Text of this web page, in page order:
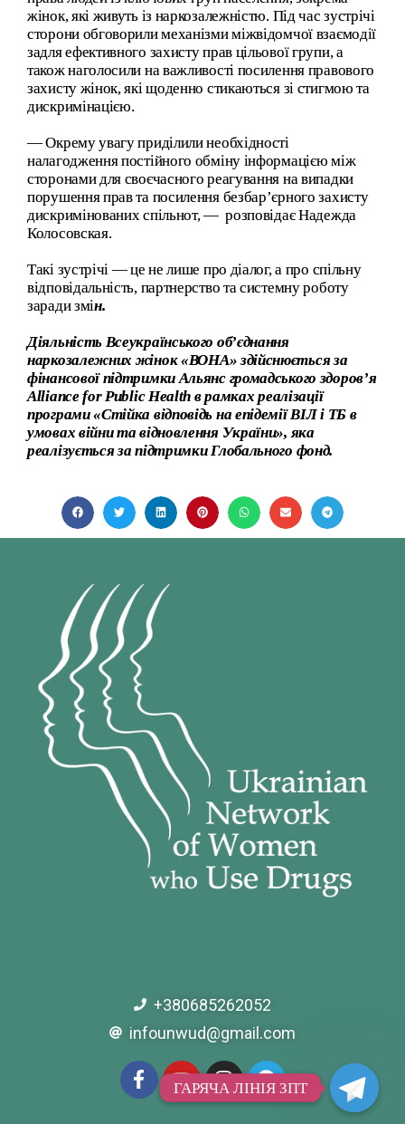
жінок, які живуть із наркозалежністю. Під час зустрічі
сторони обговорили механізми міжвідомчої взаємодії
задля ефективного захисту прав цільової групи, а
також наголосили на важливості посилення правового
захисту жінок, які щоденно стикаються зі стигмою та
дискримінацією.
— Окрему увагу приділили необхідності
налагодження постійного обміну інформацією між
сторонами для своєчасного реагування на випадки
порушення прав та посилення безбар’єрного захисту
дискримінованих спільнот, — розповідає Надежда
Колосовская.
Такі зустрічі — це не лише про діалог, а про спільну
відповідальність, партнерство та системну роботу
заради змін.
Діяльність Всеукраїнського об’єднання
наркозалежних жінок«ВОНА» здійснюєтьсяза
фінансової підтримки Альянс громадського здоров’я
Alliance for Public Health в рамках реалізації
програми «Стійка відповідь на епідемії ВІЛ і ТБ в
умовах війни та відновлення України», яка
реалізується за підтримки Глобального фонд.
+380685262052
infounwud@gmail.com
ГАРЯЧА ЛІНІЯ ЗПТ
ГАРЯЧА ЛІНІЯ ЗПТ